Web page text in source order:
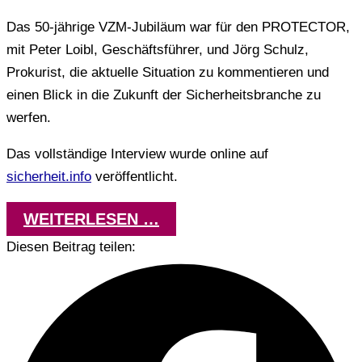
Das 50-jährige VZM-Jubiläum war für den PROTECTOR,
mit Peter Loibl, Geschäftsführer, und Jörg Schulz,
Prokurist, die aktuelle Situation zu kommentieren und
einen Blick in die Zukunft der Sicherheitsbranche zu
werfen.
Das vollständige Interview wurde online auf
sicherheit.info veröffentlicht.
WEITERLESEN …
Diesen Beitrag teilen: